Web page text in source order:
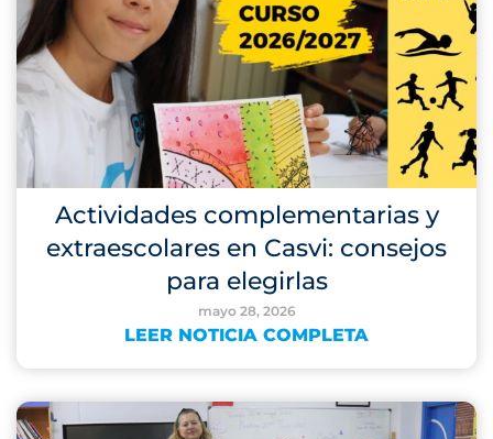
Actividades complementarias y
extraescolares en Casvi: consejos
para elegirlas
mayo 28, 2026
LEER NOTICIA COMPLETA